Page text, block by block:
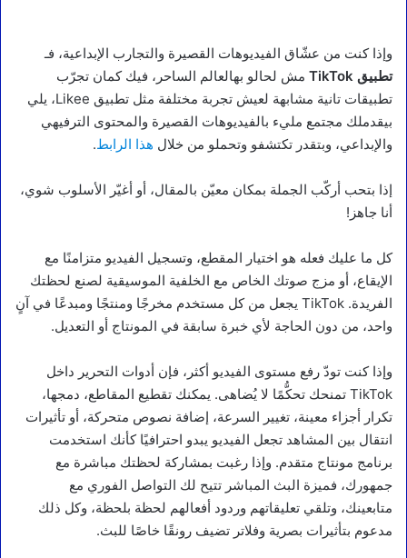
وإذا كنت من عشّاق الفيديوهات القصيرة والتجارب الإبداعية، فـ
تطبيق TikTok
مش لحالو بهالعالم الساحر، فيك كمان تجرّب
تطبيقات تانية مشابهة لعيش تجربة مختلفة مثل تطبيق Likee، يلي
بيقدملك مجتمع مليء بالفيديوهات القصيرة والمحتوى الترفيهي
والإبداعي، وبتقدر تكتشفو وتحملو من خلال هذا الرابط.
إذا بتحب أركّب الجملة بمكان معيّن بالمقال، أو أغيّر الأسلوب شوي،
أنا جاهز!
كل ما عليك فعله هو اختيار المقطع، وتسجيل الفيديو متزامنًا مع
الإيقاع، أو مزج صوتك الخاص مع الخلفية الموسيقية لصنع لحظتك
الفريدة. TikTok يجعل من كل مستخدم مخرجًا ومنتجًا ومبدعًا في آنٍ
واحد، من دون الحاجة لأي خبرة سابقة في المونتاج أو التعديل.
وإذا كنت تودّ رفع مستوى الفيديو أكثر، فإن أدوات التحرير داخل
TikTok تمنحك تحكُّمًا لا يُضاهى. يمكنك تقطيع المقاطع، دمجها،
تكرار أجزاء معينة، تغيير السرعة، إضافة نصوص متحركة، أو تأثيرات
انتقال بين المشاهد تجعل الفيديو يبدو احترافيًا كأنك استخدمت
برنامج مونتاج متقدم. وإذا رغبت بمشاركة لحظتك مباشرة مع
جمهورك، فميزة البث المباشر تتيح لك التواصل الفوري مع
متابعينك، وتلقي تعليقاتهم وردود أفعالهم لحظة بلحظة، وكل ذلك
مدعوم بتأثيرات بصرية وفلاتر تضيف رونقًا خاصًا للبث.